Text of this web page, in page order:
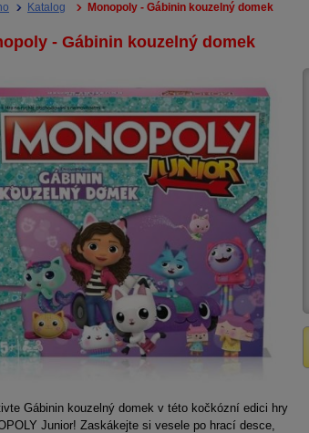
Katalog Monopoly - Gábinin kouzelný domek
- Gábinin kouzelný domek
Gábinin kouzelný domek v této kočkózní edici hry
Junior! Zaskákejte si vesele po hrací desce,